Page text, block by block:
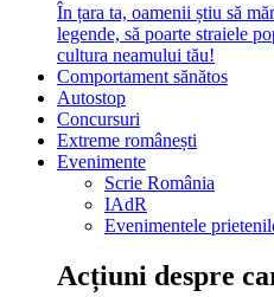
În țara ta, oamenii știu să
legende, să poarte straiele
cultura neamului tău!
Comportament sănătos
Autostop
Concursuri
Extreme românești
Evenimente
Scrie România
IAdR
Evenimentele
Acțiuni despre